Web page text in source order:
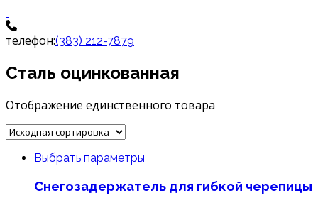
телефон:(383) 212-7879
Сталь оцинкованная
Отображение единственного товара
Выбрать параметры
Снегозадержатель для гибкой черепицы